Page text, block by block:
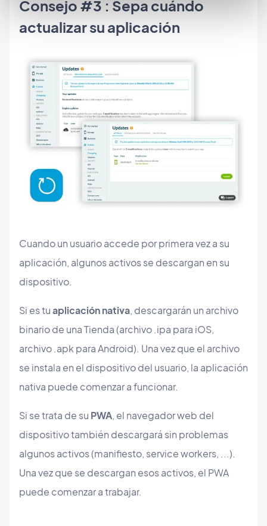
Consejo #3 : Sepa cuándo
actualizar su aplicación
Cuando un usuario accede por primera vez a su
aplicación, algunos activos se descargan en su
dispositivo.
Si es tuaplicación nativa, descargarán un archivo
binario de una Tienda (archivo .ipa para iOS,
archivo .apk para Android). Una vez que el archivo
se instala en el dispositivo del usuario, la aplicación
nativa puede comenzar a funcionar.
Si se trata de su PWA, el navegador web del
dispositivo también descargará sin problemas
algunos activos (manifiesto, service workers, ...).
Una vez que se descargan esos activos, el PWA
puede comenzar a trabajar.